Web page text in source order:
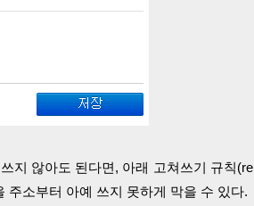
지 않아도 된다면, 아래 고쳐쓰기 규칙(re
주소부터 아예 쓰지 못하게 막을 수 있다.